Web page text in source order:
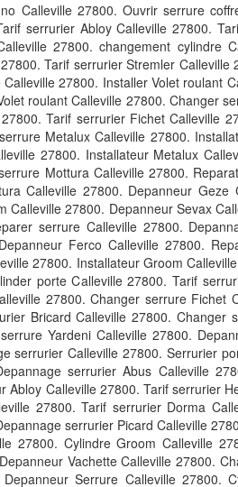
Calleville 27800. Ouvrir serrure
serrurier Abloy Calleville 27800.
27800. changement cylindre
Tarif serrurier Stremler
27800. Installer Volet roulant
roulant Calleville 27800. Changer
Tarif serrurier Fichet Calleville
Metalux Calleville 27800.
27800. Installateur Metalux
Mottura Calleville 27800.
Calleville 27800. Depanneur
Calleville 27800. Depanneur Sevax
serrure Calleville 27800.
Ferco Calleville 27800.
27800. Installateur Groom
porte Calleville 27800. Tarif
27800. Changer serrure
Bricard Calleville 27800.
Yardeni Calleville 27800.
serrurier Calleville 27800. Serrurier
serrurier Abus Calleville
Abloy Calleville 27800. Tarif serrurier
27800. Tarif serrurier Dorma
serrurier Picard Calleville
27800. Cylindre Groom Calleville
Vachette Calleville 27800.
Serrure Calleville 27800.